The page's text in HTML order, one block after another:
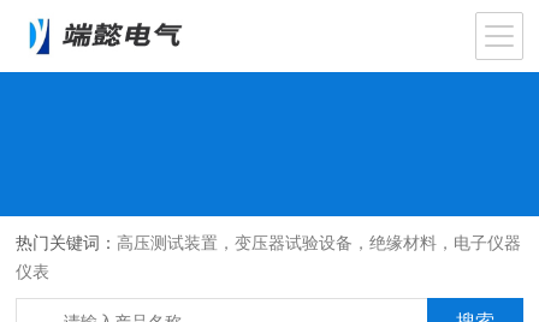
热门关键词： 高压测试装置，变压器试验设备，绝缘材料，电子仪器
仪表